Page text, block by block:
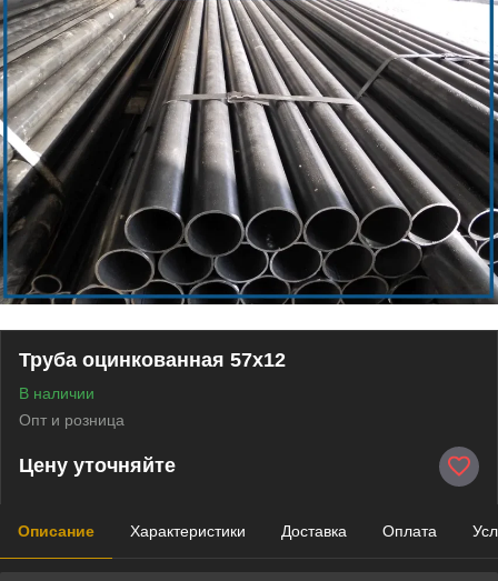
Труба оцинкованная 57х12
В наличии
Опт и розница
Цену уточняйте
Описание Характеристики Доставка Оплата